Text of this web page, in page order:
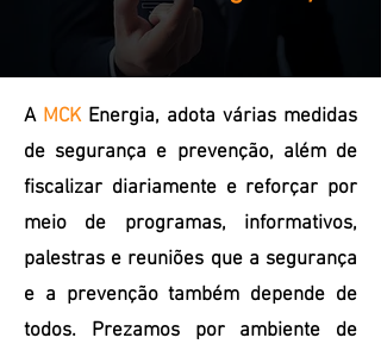
A MCK Energia, adota várias medidas
de segurança e prevenção, além de
fiscalizar diariamente e reforçar por
meio de programas, informativos,
palestras e reuniões que a segurança
e a prevenção também depende de
todos. Prezamos por ambiente de